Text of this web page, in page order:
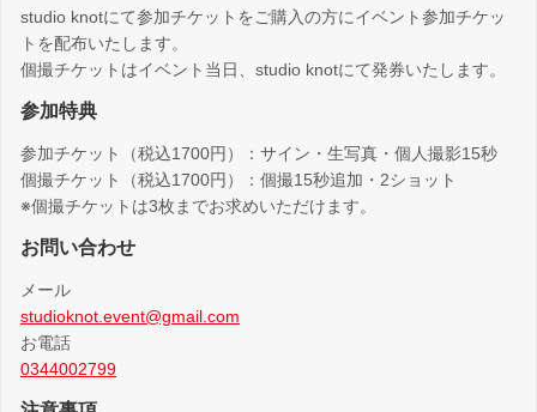
studio knotにて参加チケットをご購入の方にイベント参加チケッ
トを配布いたします。
個撮チケットはイベント当日、studio knotにて発券いたします。
参加特典
参加チケット（税込1700円）：サイン・生写真・個人撮影15秒
個撮チケット（税込1700円）：個撮15秒追加・2ショット
※個撮チケットは3枚までお求めいただけます。
お問い合わせ
メール
studioknot.event@gmail.com
お電話
0344002799